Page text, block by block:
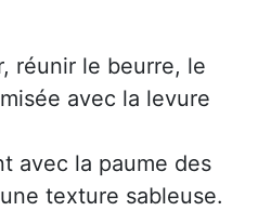
réunir le beurre, le
avec la levure
avec la paume des
texture sableuse.